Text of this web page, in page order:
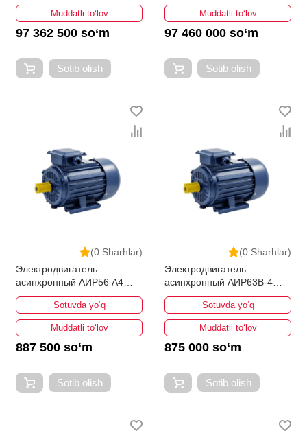
Muddatli to‘lov
97 362 500 so‘m
Sotib olish
Muddatli to‘lov
97 460 000 so‘m
Sotib olish
(0 Sharhlar)
Электродвигатель
асинхронный АИР56 A4
0.18кВт 1500об/мин
Sotuvda yo‘q
Muddatli to‘lov
887 500 so‘m
Sotib olish
(0 Sharhlar)
Электродвигатель
асинхронный АИР63B-4
0.37кВт 1500об/мин
Sotuvda yo‘q
Muddatli to‘lov
875 000 so‘m
Sotib olish